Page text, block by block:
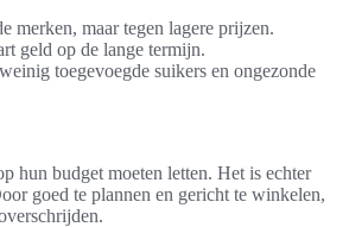
merken, maar tegen lagere prijzen.
geld op de lange termijn.
toegevoegde suikers en ongezonde
hun budget moeten letten. Het is echter
goed te plannen en gericht te winkelen,